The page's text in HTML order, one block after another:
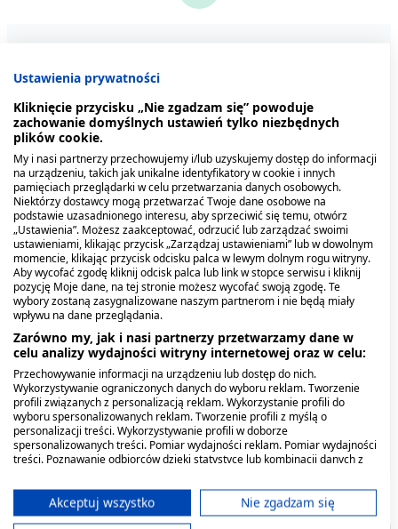
Tran islandzki Lysi, 500
mg, kaps.,120 szt
37,59 zł
Tran islandzki dla dzieci o
240 ml
55,29 zł
Omega-3 forte Naturkaps,
kapsułki, 1000 mg, 60 szt.
23,89 zł
Naturell Omega-3,
32,99 zł
Rostil, 250 mg, tabletki,
30 szt.
15,19 zł
Lioton 1000, 8,5 mg (1000
36,99 zł
Ustawienia prywatności
Kliknięcie przycisku „Nie zgadzam się” powoduje
zachowanie domyślnych ustawień tylko niezbędnych
plików cookie.
My i nasi partnerzy przechowujemy i/lub uzyskujemy dostęp do informacji
na urządzeniu, takich jak unikalne identyfikatory w cookie i innych
pamięciach przeglądarki w celu przetwarzania danych osobowych.
Niektórzy dostawcy mogą przetwarzać Twoje dane osobowe na
podstawie uzasadnionego interesu, aby sprzeciwić się temu, otwórz
„Ustawienia”. Możesz zaakceptować, odrzucić lub zarządzać swoimi
ustawieniami, klikając przycisk „Zarządzaj ustawieniami” lub w dowolnym
momencie, klikając przycisk odcisku palca w lewym dolnym rogu witryny.
Aby wycofać zgodę kliknij odcisk palca lub link w stopce serwisu i kliknij
pozycję Moje dane, na tej stronie możesz wycofać swoją zgodę. Te
wybory zostaną zasygnalizowane naszym partnerom i nie będą miały
wpływu na dane przeglądania.
Zarówno my, jak i nasi partnerzy przetwarzamy dane w
celu analizy wydajności witryny internetowej oraz w celu:
Przechowywanie informacji na urządzeniu lub dostęp do nich.
Wykorzystywanie ograniczonych danych do wyboru reklam. Tworzenie
profili związanych z personalizacją reklam. Wykorzystanie profili do
wyboru spersonalizowanych reklam. Tworzenie profili z myślą o
personalizacji treści. Wykorzystywanie profili w doborze
spersonalizowanych treści. Pomiar wydajności reklam. Pomiar wydajności
treści. Poznawanie odbiorców dzięki statystyce lub kombinacji danych z
ograniczonych danych do wyboru treści.
Dane mogą być udostępniane poza Unię Europejską i wysyłane do USA.
Twoja zgoda i polityka cookie dotyczą wyłącznie tej witryny/aplikacji.
Akceptuj wszystko
Nie zgadzam się